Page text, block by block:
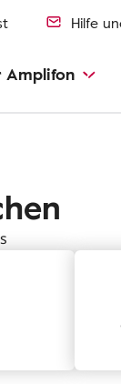
Hilfe
Amplifon